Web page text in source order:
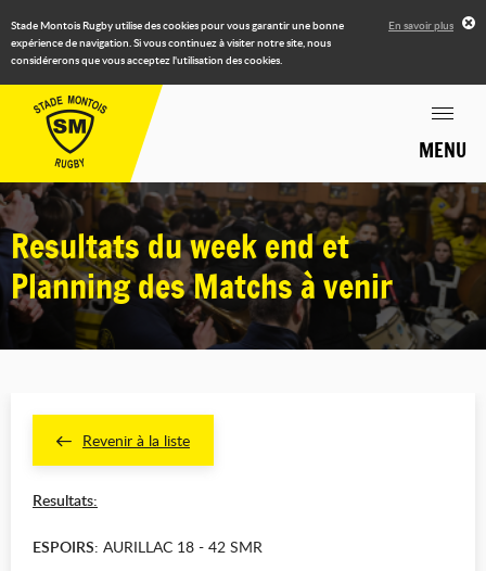
Stade Montois Rugby utilise des cookies pour vous garantir une bonne
expérience de navigation. Si vous continuez à visiter notre site, nous
considérerons que vous acceptez l'utilisation des cookies.
En savoir plus
MENU
Resultats du week end et
Planning des Matchs à venir
Revenir à la liste
Resultats:
ESPOIRS: AURILLAC 18 - 42 SMR